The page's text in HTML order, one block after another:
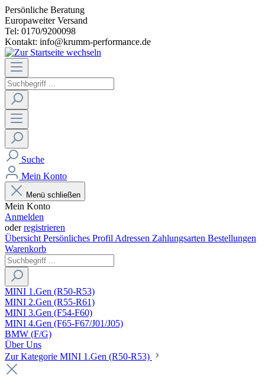
Persönliche Beratung
Europaweiter Versand
Tel: 0170/9200098
Kontakt: info@krumm-performance.de
Suche
Mein Konto
Menü schließen
Mein Konto
Anmelden
oderregistrieren
Übersicht Persönliches Profil Adressen Zahlungsarten Bestellungen
Warenkorb
MINI 1.Gen (R50-R53)
MINI 2.Gen (R55-R61)
MINI 3.Gen (F54-F60)
MINI 4.Gen (F65-F67/J01/J05)
BMW (F/G)
Über Uns
Zur Kategorie MINI 1.Gen (R50-R53)